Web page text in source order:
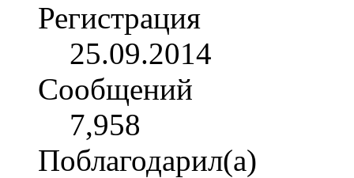
Регистрация
25.09.2014
Сообщений
7,958
Поблагодарил(а)